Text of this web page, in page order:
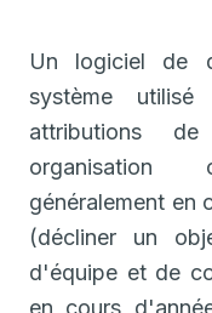
Un logiciel de
système
attributions
organisation
généralement en
(décliner un
d'équipe et de
en cours